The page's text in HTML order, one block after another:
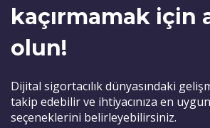
kaçırmamak için
olun!
Dijital sigortacılık dünyasındaki
takip edebilir ve ihtiyacınıza en
seçeneklerini belirleyebilirsiniz.